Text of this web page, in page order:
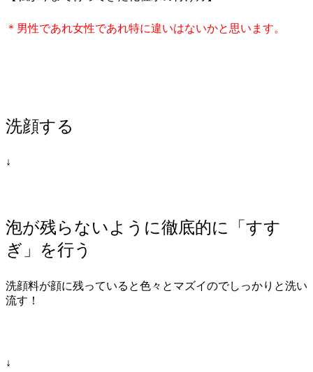
＊男性であれ女性であれ特に違いはないかと思います。
洗顔する
↓
泡が残らないように徹底的に「すす
ぎ」を行う
洗顔料が顔に残っていると色々とマズイのでしっかりと洗い
流す！
↓